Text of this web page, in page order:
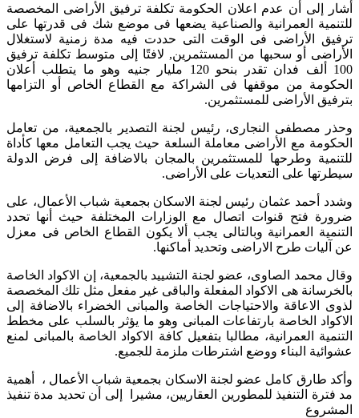
أشار إلى أن عدم اعلان الحكومة تكلفة ترفيق الأراضى المخصصة
للتنمية العمرانية والصناعية يضعها فى موضع شك فى قدرتها على
ترفيق الأراضى فى الوقت التى حددت فيه مدة زمنية لاستغلال
الأراضى أو سحبها من المستثمرين, لافتًا إلى متوسط تكلفة ترفيق
100 ألف فدان تقدر بنحو 120 مليار جنيه وهو ما يتطلب أعلان
الحكومة من موقفها فى الشراكة مع القطاع الخاص أو التزامها
بترفيق الأراضى للمستثمرين.
وحذر مصطفى النجارى، رئيس لجنة التصدير بالجمعية، من تعامل
الحكومة مع الأراضى معاملة السلعة حيث يجب التعامل معها كأداة
للتنمية وطرحها للمستثمرين بالمجان بالاضافة إلى فرض الدولة
سيطرتها على التعديات على الأراضى.
وشدد أحمد عثمان رئيس لجنة الاسكان بجمعية شباب الأعمال، على
ضرورة فتح قنوات اتصال مع الوزارات المختلفة حيث أنها تحدد
التنمية العمرانية وبالتالى يجب ألا يكون القطاع الخاص فى معزل
عن آليات طرح الاراضى وتحديد أماكنها.
وقال محمد الصاوى، عضو لجنة التشييد بالجمعية، إن الاكواد الخاصة
بالخرسانة هى الاكواد المفعلة والباقى غير مفعل مثل تلك المخصصة
لذوى الاعاقة والاحتياجات الخاصة والمبانى الخضراء بالاضافة إلى
الاكواد الخاصة بارتفاعات المبانى وهو ما يؤثر بالسلب على مخطط
التنمية العمرانية، مطالبا بتفعيل كافة الاكواد الخاصة بالمبانى لمنع
عشوائية البناء ووضع اشترطات ملزمة للجميع.
وأكد طارق كامل عضو لجنة الاسكان بجمعية شباب الأعمال ، أهمية
مد فترة التنفيذ للمطورين العقاريين، مشيرا إلى أن تحديد مدة تنفيذ
المشروع